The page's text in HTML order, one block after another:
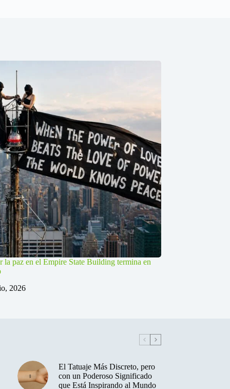
la paz en el Empire State Building termina en
2026
El Tatuaje Más Discreto, pero
con un Poderoso Significado
que Está Inspirando al Mundo